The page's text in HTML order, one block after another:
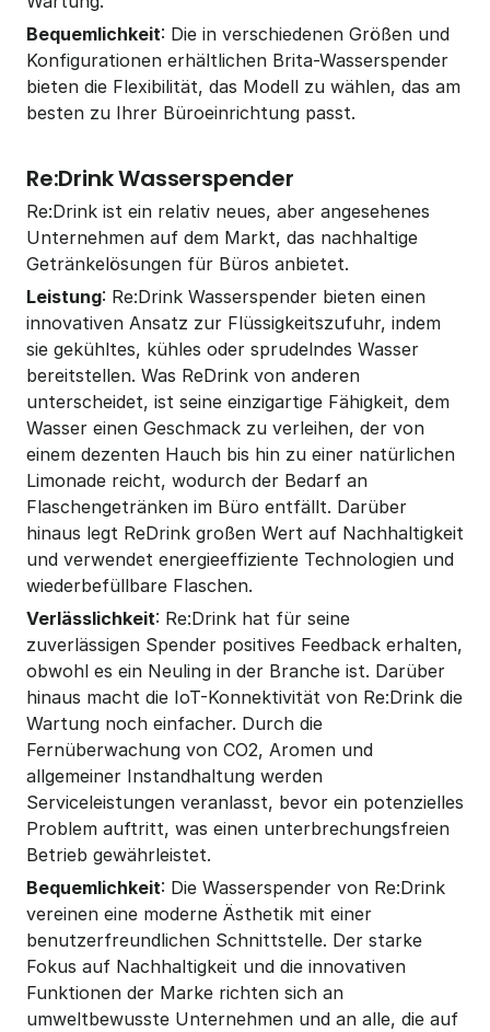
Bequemlichkeit: Die in verschiedenen Größen und
Konfigurationen erhältlichen Brita-Wasserspender
bieten die Flexibilität, das Modell zu wählen, das am
besten zu Ihrer Büroeinrichtung passt.
Re:Drink Wasserspender
Re:Drink ist ein relativ neues, aber angesehenes
Unternehmen auf dem Markt, das nachhaltige
Getränkelösungen für Büros anbietet.
Leistung: Re:Drink Wasserspender bieten einen
innovativen Ansatz zur Flüssigkeitszufuhr, indem
sie gekühltes, kühles oder sprudelndes Wasser
bereitstellen. Was ReDrink von anderen
unterscheidet, ist seine einzigartige Fähigkeit, dem
Wasser einen Geschmack zu verleihen, der von
einem dezenten Hauch bis hin zu einer natürlichen
Limonade reicht, wodurch der Bedarf an
Flaschengetränken im Büro entfällt. Darüber
hinaus legt ReDrink großen Wert auf Nachhaltigkeit
und verwendet energieeffiziente Technologien und
wiederbefüllbare Flaschen.
Verlässlichkeit: Re:Drink hat für seine
zuverlässigen Spender positives Feedback erhalten,
obwohl es ein Neuling in der Branche ist. Darüber
hinaus macht die IoT-Konnektivität von Re:Drink die
Wartung noch einfacher. Durch die
Fernüberwachung von CO2, Aromen und
allgemeiner Instandhaltung werden
Serviceleistungen veranlasst, bevor ein potenzielles
Problem auftritt, was einen unterbrechungsfreien
Betrieb gewährleistet.
Bequemlichkeit: Die Wasserspender von Re:Drink
vereinen eine moderne Ästhetik mit einer
benutzerfreundlichen Schnittstelle. Der starke
Fokus auf Nachhaltigkeit und die innovativen
Funktionen der Marke richten sich an
umweltbewusste Unternehmen und an alle, die auf